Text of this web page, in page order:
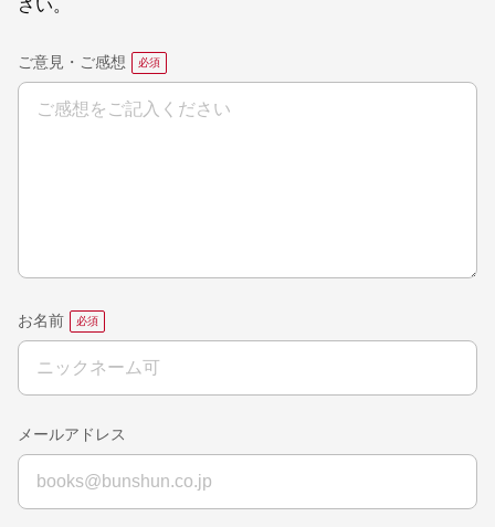
さい。
ご意見・ご感想
お名前
メールアドレス